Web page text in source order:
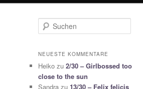
u
h
n
NEUESTE KOMMENTARE
Heiko zu 2/30 – Girlbossed too
close to the sun
Sandra zu 13/30 – Felix felicis